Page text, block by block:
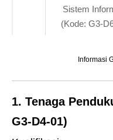
Sistem
(Kode: G3-
Informasi
1. Tenaga
G3-D4-01)